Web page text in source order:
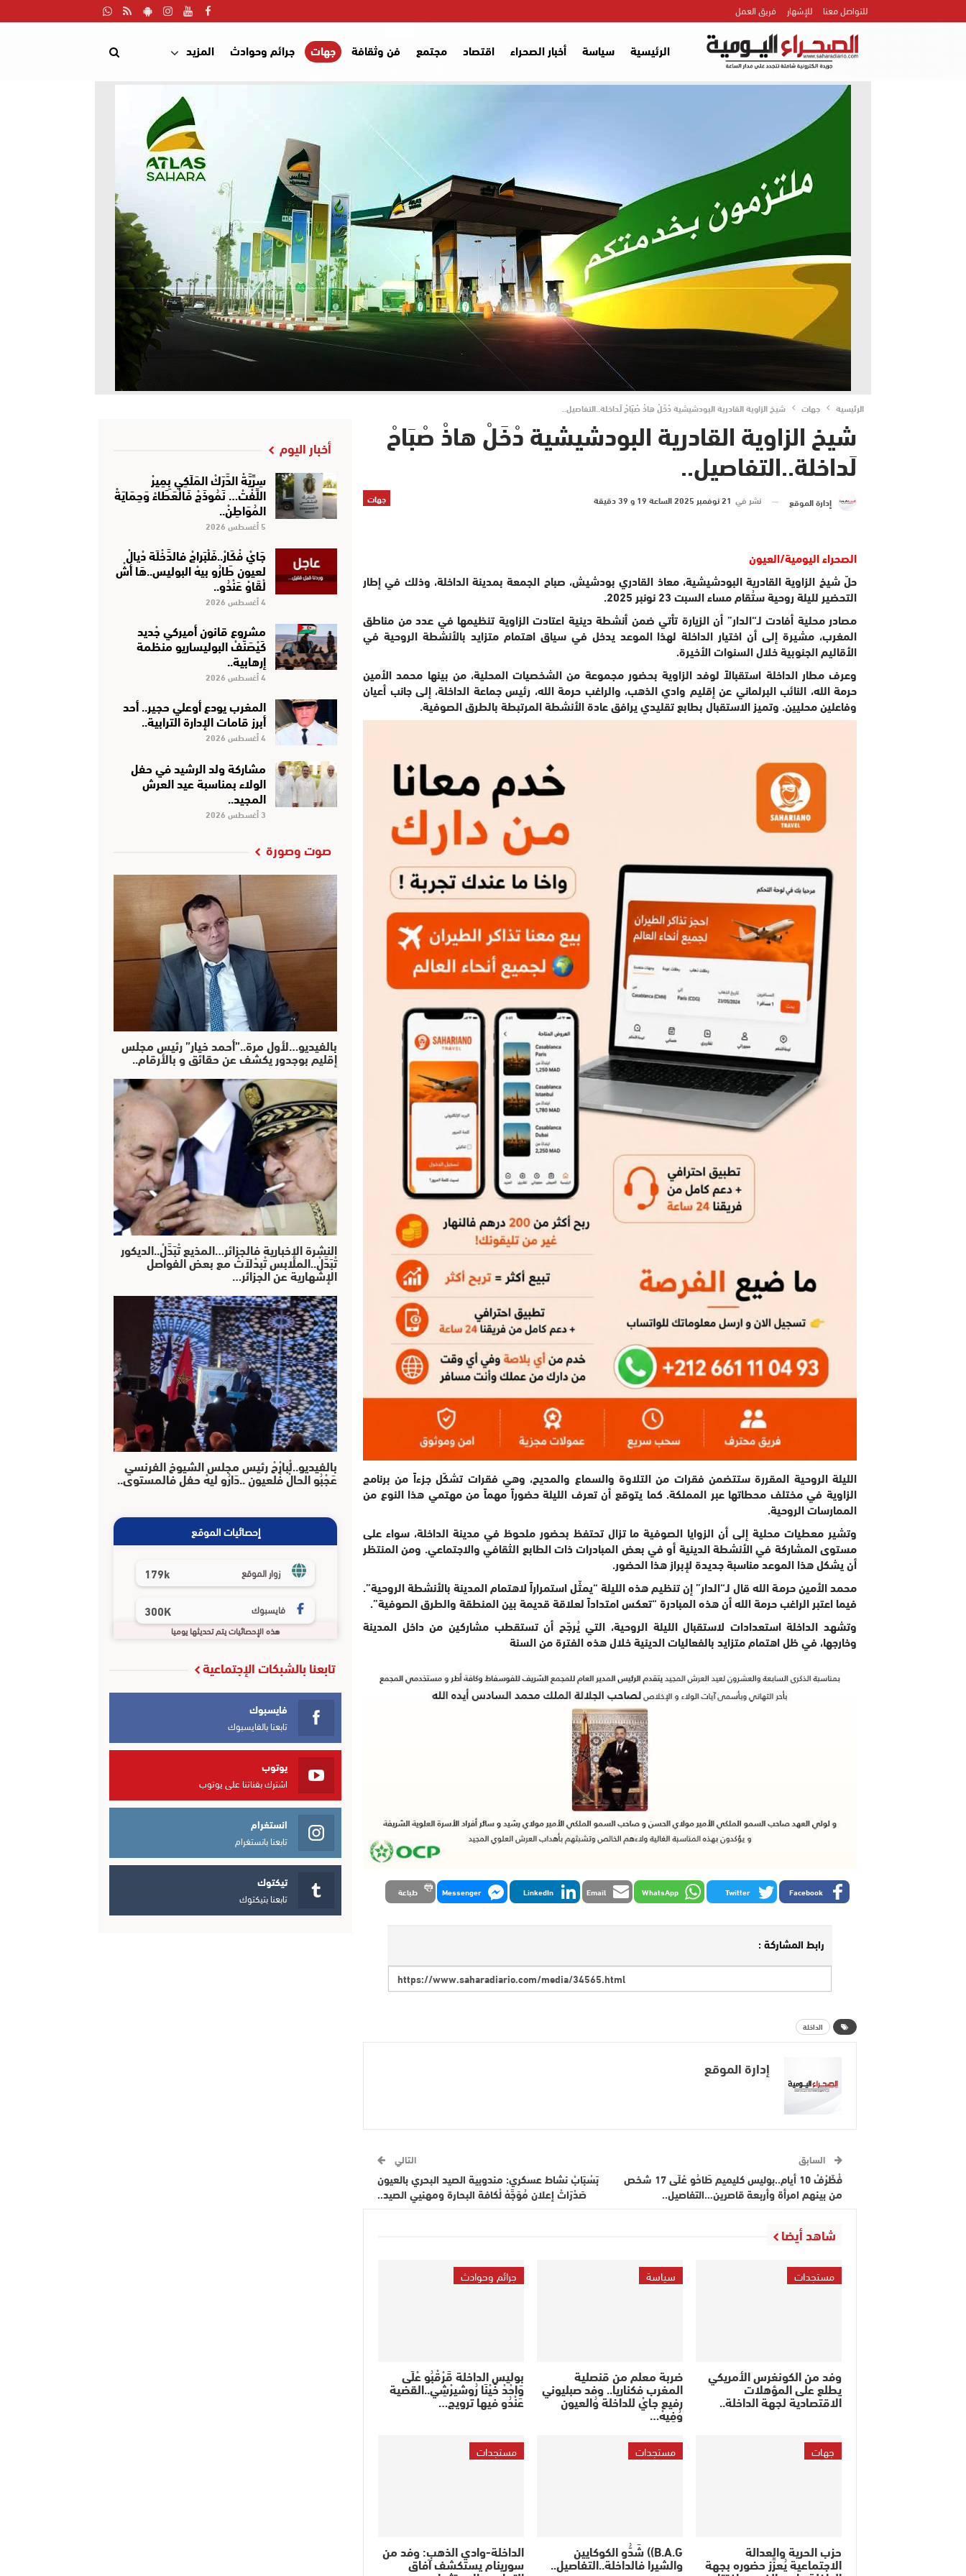
للتواصل معنا للإشهار فريق العمل
الرئيسية سياسة أخبار الصحراء اقتصاد مجتمع فن وثقافة جهات جرائم وحوادث المزيد
الرئيسية جهات شيخ الزاوية القادرية البودشيشية دْخَلْ هاذْ صْبَاحْ لَداخلة..التفاصيل..
شيخ الزاوية القادرية البودشيشية دْخَلْ هاذْ صْبَاحْ
لَداخلة..التفاصيل..
جهات إدارة الموقع نشر في 21 نوفمبر 2025 الساعة 19 و 39 دقيقة
الصحراء اليومية/العيون
حلّ شيخ الزاوية القادرية البودشيشية، معاذ القادري بودشيش، صباح الجمعة بمدينة الداخلة، وذلك في إطار
التحضير لليلة روحية ستُقام مساء السبت 23 نونبر 2025.
مصادر محلية أفادت لـ“الدار” أن الزيارة تأتي ضمن أنشطة دينية اعتادت الزاوية تنظيمها في عدد من مناطق
المغرب، مشيرة إلى أن اختيار الداخلة لهذا الموعد يدخل في سياق اهتمام متزايد بالأنشطة الروحية في
الأقاليم الجنوبية خلال السنوات الأخيرة.
وعرف مطار الداخلة استقبالاً لوفد الزاوية بحضور مجموعة من الشخصيات المحلية، من بينها محمد الأمين
حرمة الله، النائب البرلماني عن إقليم وادي الذهب، والراغب حرمة الله، رئيس جماعة الداخلة، إلى جانب أعيان
وفاعلين محليين. وتميز الاستقبال بطابع تقليدي يرافق عادة الأنشطة المرتبطة بالطرق الصوفية.
الليلة الروحية المقررة ستتضمن فقرات من التلاوة والسماع والمديح، وهي فقرات تشكّل جزءاً من برنامج
الزاوية في مختلف محطاتها عبر المملكة. كما يتوقع أن تعرف الليلة حضوراً مهماً من مهتمي هذا النوع من
الممارسات الروحية.
وتشير معطيات محلية إلى أن الزوايا الصوفية ما تزال تحتفظ بحضور ملحوظ في مدينة الداخلة، سواء على
مستوى المشاركة في الأنشطة الدينية أو في بعض المبادرات ذات الطابع الثقافي والاجتماعي. ومن المنتظر
أن يشكل هذا الموعد مناسبة جديدة لإبراز هذا الحضور.
محمد الأمين حرمة الله قال لـ“الدار” إن تنظيم هذه الليلة “يمثّل استمراراً لاهتمام المدينة بالأنشطة الروحية”.
فيما اعتبر الراغب حرمة الله أن هذه المبادرة “تعكس امتداداً لعلاقة قديمة بين المنطقة والطرق الصوفية”.
وتشهد الداخلة استعدادات لاستقبال الليلة الروحية، التي يُرجّح أن تستقطب مشاركين من داخل المدينة
وخارجها، في ظل اهتمام متزايد بالفعاليات الدينية خلال هذه الفترة من السنة
Facebook
Twitter
WhatsApp
Email
LinkedIn
Messenger طباعة
رابط المشاركة :
الداخلة
إدارة الموقع
السابق
فْظَرْفْ 10 أيام..بوليس كليميم طَاحُو عْلَى 17 شخص
من بينهم امرأة وأربعة قاصرين…التفاصيل..
التالي
بَسْبَابْ نشاط عسكري: مندوبية الصيد البحري بالعيون
صَدْرَاتْ إعلان مُوَجَّهْ لْكافة البحارة ومهنيي الصيد..
شاهد أيضا
مستجدات
وفد من الكونغرس الأمريكي
يطلع على المؤهلات
الاقتصادية لجهة الداخلة..
سياسة
ضربة معلم من قنصلية
المغرب فكناريا.. وفد صبليوني
رفيع جايْ للداخلة وُالعيون
وُفِيهْ…
جرائم وحوادث
بوليس الداخلة قَرْقْبُو عْلَى
وَاحْدْ خَيْنَا رُوشيرْشِي..القضية
عَنْدُو فيها ترويج…
جهات
حزب الحرية والعدالة
الاجتماعية يُعزِّز حضوره بجهة
مستجدات
B.A.G)) شَدُّو الكوكايين
والشيرا فالداخلة..التفاصيل..
مستجدات
الداخلة-وادي الذهب: وفد من
سورينام يستكشف آفاق
أخبار اليوم
سِرِّيَّةْ الدَّرَكْ المَلَكِي بِمِيرْ
اللِّفْتْ… نَمُوذَجْ فَالْعَطَاءْ وَحِمَايَةْ
المُوَاطِنْ..
5 أغسطس 2026
جَايْ فْكَارْ..فَلْبَراجْ فالدَّخْلَة دْيالْ
لعيون طَارُو بيهْ البوليس..هَا أشْ
لْقَاوْ عَنْدُو..
4 أغسطس 2026
مشروع قانون أميركي جْديد
كَيْصَنَّفْ البوليساريو منظمة
إرهابية..
4 أغسطس 2026
المغرب يودع أوعلي حجير.. أحد
أبرز قامات الإدارة الترابية..
4 أغسطس 2026
مشاركة ولد الرشيد في حفل
الولاء بمناسبة عيد العرش
المجيد..
3 أغسطس 2026
صوت وصورة
بالفيديو…لأول مرة..”أحمد خيار” رئيس مجلس
إقليم بوجدور يكشف عن حقائق و بالأرقام..
النشرة الإخبارية فالجزائر…المذيع تْبَدَّلْ..الديكور
تْبَدَّلْ..الملابس تْبدْلاَتْ مع بعض الفواصل
الإشهارية عن الجزائر…
بالفيديو..لْبارْحْ رئيس مجلس الشيوخ الفرنسي
عَجْبُو الحالْ فْلعيون ..دَارُو ليهْ حفل فالمستوى..
إحصائيات الموقع
زوار الموقع 179k
فايسبوك 300K
هذه الإحصائيات يتم تحديثها يوميا
تابعنا بالشبكات الإجتماعية
فايسبوك
تابعنا بالفايسبوك
يوتوب
اشترك بقناتنا على يوتوب
انستغرام
تابعنا بانستغرام
تيكتوك
تابعنا بتيكتوك